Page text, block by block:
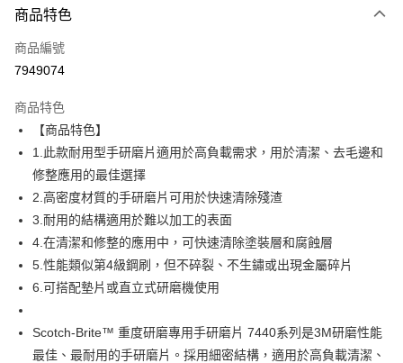
信用卡一次付款
超商取貨付款
Apple Pay
街口支付
運送方式
每筆NT$60
付款後全家取貨
每筆NT$60
7-11取貨付款
商品特色
商品編號
7949074
商品特色
【商品特色】
1.此款耐用型手研磨片適用於高負載需求，用於清潔、去毛邊和
修整應用的最佳選擇
2.高密度材質的手研磨片可用於快速清除殘渣
3.耐用的結構適用於難以加工的表面
4.在清潔和修整的應用中，可快速清除塗裝層和腐蝕層
5.性能類似第4級鋼刷，但不碎裂、不生鏽或出現金屬碎片
6.可搭配墊片或直立式研磨機使用
Scotch-Brite™ 重度研磨專用手研磨片 7440系列是3M研磨性能
最佳、最耐用的手研磨片。採用細密結構，適用於高負載清潔、